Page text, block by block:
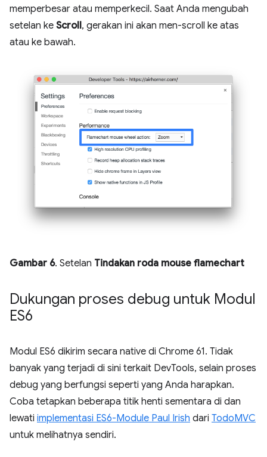
memperbesar atau memperkecil. Saat Anda mengubah
setelan ke Scroll, gerakan ini akan men-scroll ke atas
atau ke bawah.
Gambar 6. Setelan Tindakan roda mouse flamechart
Dukungan proses debug untuk Modul
ES6
Modul ES6 dikirim secara native di Chrome 61. Tidak
banyak yang terjadi di sini terkait DevTools, selain proses
debug yang berfungsi seperti yang Anda harapkan.
Coba tetapkan beberapa titik henti sementara di dan
lewati implementasi ES6-Module Paul Irish dari TodoMVC
untuk melihatnya sendiri.